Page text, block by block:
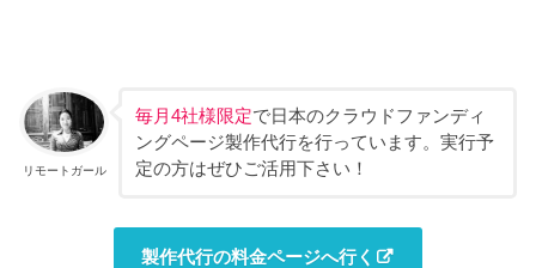
リモートガール
毎月4社様限定で日本のクラウドファンディ
ングページ製作代行を行っています。実行予
定の方はぜひご活用下さい！
製作代行の料金ページへ行く